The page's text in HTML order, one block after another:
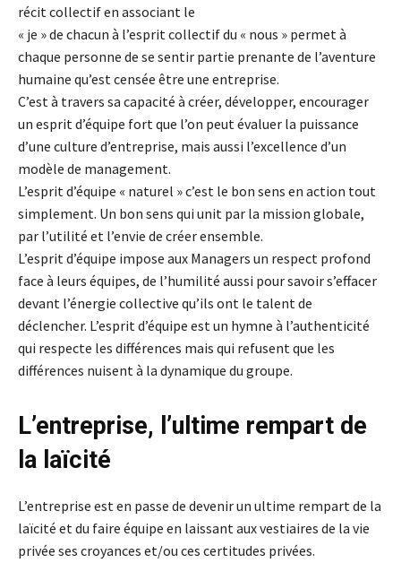
récit collectif en associant le
« je » de chacun à l’esprit collectif du « nous » permet à
chaque personne de se sentir partie prenante de l’aventure
humaine qu’est censée être une entreprise.
C’est à travers sa capacité à créer, développer, encourager
un esprit d’équipe fort que l’on peut évaluer la puissance
d’une culture d’entreprise, mais aussi l’excellence d’un
modèle de management.
L’esprit d’équipe « naturel » c’est le bon sens en action tout
simplement. Un bon sens qui unit par la mission globale,
par l’utilité et l’envie de créer ensemble.
L’esprit d’équipe impose aux Managers un respect profond
face à leurs équipes, de l’humilité aussi pour savoir s’effacer
devant l’énergie collective qu’ils ont le talent de
déclencher. L’esprit d’équipe est un hymne à l’authenticité
qui respecte les différences mais qui refusent que les
différences nuisent à la dynamique du groupe.
L’entreprise, l’ultime rempart de
la laïcité
L’entreprise est en passe de devenir un ultime rempart de la
laïcité et du faire équipe en laissant aux vestiaires de la vie
privée ses croyances et/ou ces certitudes privées.